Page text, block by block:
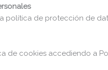
política de protección de
de cookies accediendo a